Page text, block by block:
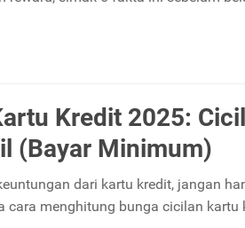
Kredit 2025:
(Bayar Minimum)
dari kartu kredit, jangan
cara menghitung bunga cicilan kartu